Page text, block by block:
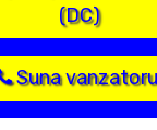
(DC)
Suna